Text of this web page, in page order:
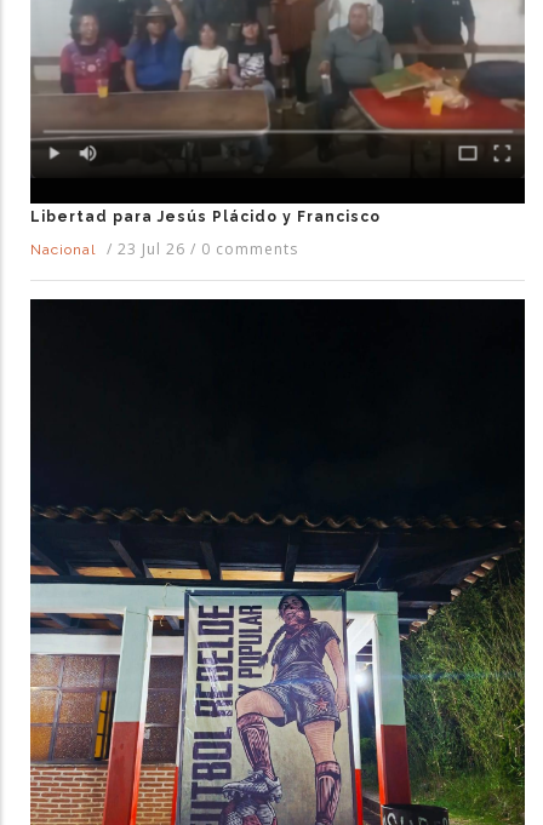
Libertad para Jesús Plácido y Francisco
Nacional
/ 23 Jul 26 / 0 comments